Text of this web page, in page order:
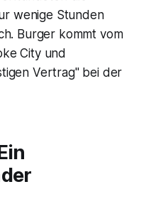
wenige Stunden
Burger kommt vom
City und
Vertrag" bei der